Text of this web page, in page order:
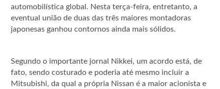
automobilística global. Nesta terça-feira, entretanto, a
eventual união de duas das três maiores montadoras
japonesas ganhou contornos ainda mais sólidos.
Segundo o importante jornal Nikkei, um acordo está, de
fato, sendo costurado e poderia até mesmo incluir a
Mitsubishi, da qual a própria Nissan é a maior acionista e